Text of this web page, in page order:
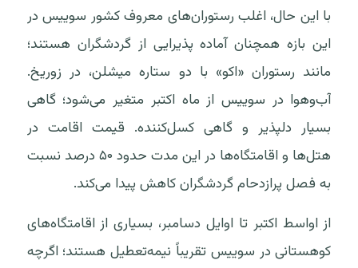
با این حال، اغلب رستوران‌های معروف کشور سوییس در
این بازه همچنان آماده پذیرایی از گردشگران هستند؛
مانند رستوران «اکو» با دو ستاره میشلن، در زوریخ.
آب‌وهوا در سوییس از ماه اکتبر متغیر می‌شود؛ گاهی
بسیار دلپذیر و گاهی کسل‌کننده. قیمت اقامت در
هتل‌ها و اقامتگاه‌ها در این مدت حدود ۵۰ درصد نسبت
به فصل پرازدحام گردشگران کاهش پیدا می‌کند.
از اواسط اکتبر تا اوایل دسامبر، بسیاری از اقامتگاه‌های
کوهستانی در سوییس تقریباً نیمه‌تعطیل هستند؛ اگرچه